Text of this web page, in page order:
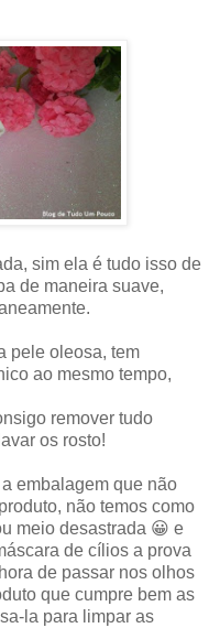
sim ela é tudo isso de
de maneira suave,
pele oleosa, tem
ao mesmo tempo,
remover tudo
os rosto!
embalagem que não
não temos como
meio desastrada 😀 e
de cílios a prova
de passar nos olhos
que cumpre bem as
la para limpar as